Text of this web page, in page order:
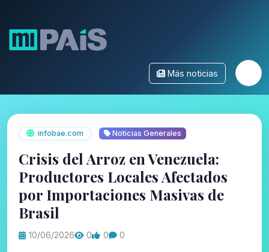
Más noticias
infobae.com Noticias Generales
Crisis del Arroz en Venezuela:
Productores Locales Afectados
por Importaciones Masivas de
Brasil
10/06/2026 0 0 0